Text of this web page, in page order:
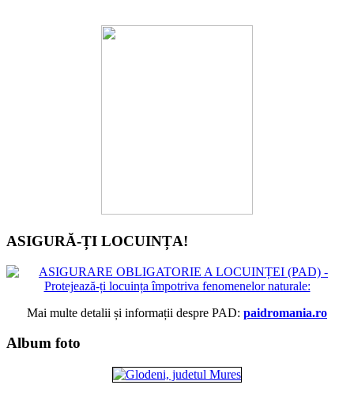
ASIGURĂ-ȚI LOCUINȚA!
Mai multe detalii și informații despre PAD: paidromania.ro
Album foto